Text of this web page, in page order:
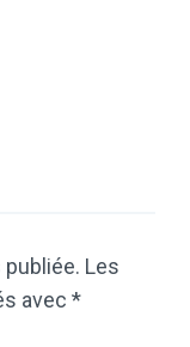
Les
avec *